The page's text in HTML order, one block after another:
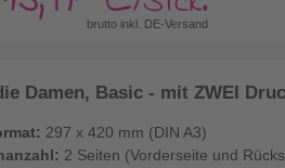
brutto inkl. DE-Versand
Damen, Basic - mit ZWEI
297 x 420 mm (DIN A3)
2 Seiten (Vorderseite und